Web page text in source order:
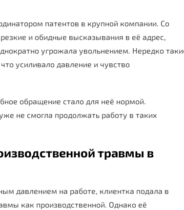
патентов в крупной компании. Со
и обидные высказывания в её адрес,
угрожала увольнением. Нередко
усиливало давление и чувство
обращение стало для неё нормой.
не смогла продолжать работу в таких
травмы в
давлением на работе, клиентка подала в
как производственной. Однако её